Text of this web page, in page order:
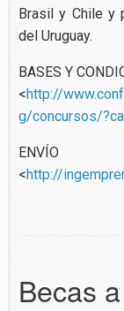
Brasil y Chile y
del Uruguay.
BASES Y
<http://
g/concursos/
<http://
Becas